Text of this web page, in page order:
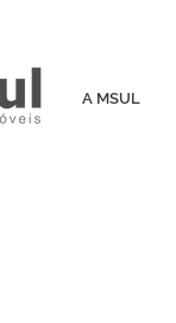
A MSUL